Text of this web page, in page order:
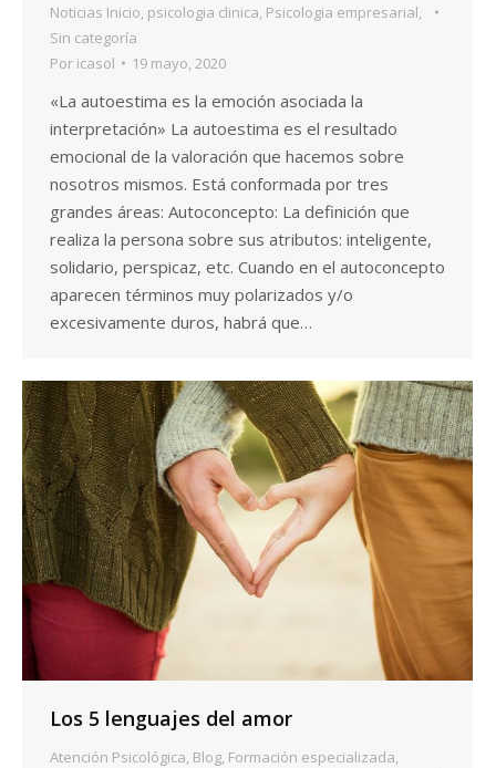
Noticias Inicio, psicologia clinica, Psicologia empresarial,
Sin categoría
Por icasol 19 mayo, 2020
«La autoestima es la emoción asociada la
interpretación» La autoestima es el resultado
emocional de la valoración que hacemos sobre
nosotros mismos. Está conformada por tres
grandes áreas: Autoconcepto: La definición que
realiza la persona sobre sus atributos: inteligente,
solidario, perspicaz, etc. Cuando en el autoconcepto
aparecen términos muy polarizados y/o
excesivamente duros, habrá que…
Los 5 lenguajes del amor
Atención Psicológica Blog Formación especializada